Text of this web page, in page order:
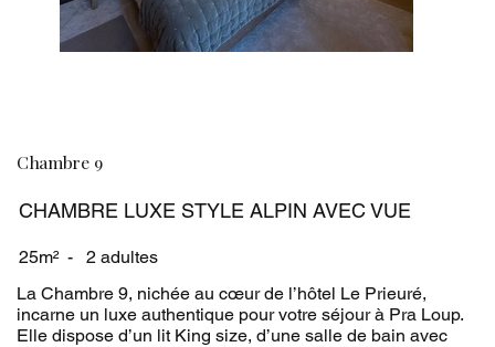
Chambre 9
CHAMBRE LUXE STYLE ALPIN AVEC VUE
25m² - 2 adultes
La Chambre 9, nichée au cœur de l’hôtel Le Prieuré,
incarne un luxe authentique pour votre séjour à Pra Loup.
Elle dispose d’un lit King size, d’une salle de bain avec